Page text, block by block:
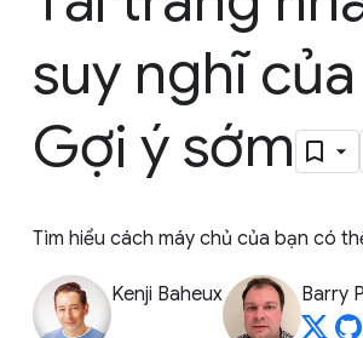
suy nghĩ
Gợi ý sớm
Tìm hiểu cách máy chủ của bạn có
Kenji Baheux Barry